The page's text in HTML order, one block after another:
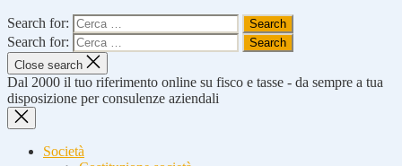
Search for:
Search for:
Close search
Dal 2000 il tuo riferimento online su fisco e tasse - da sempre a tua
disposizione per consulenze aziendali
Società